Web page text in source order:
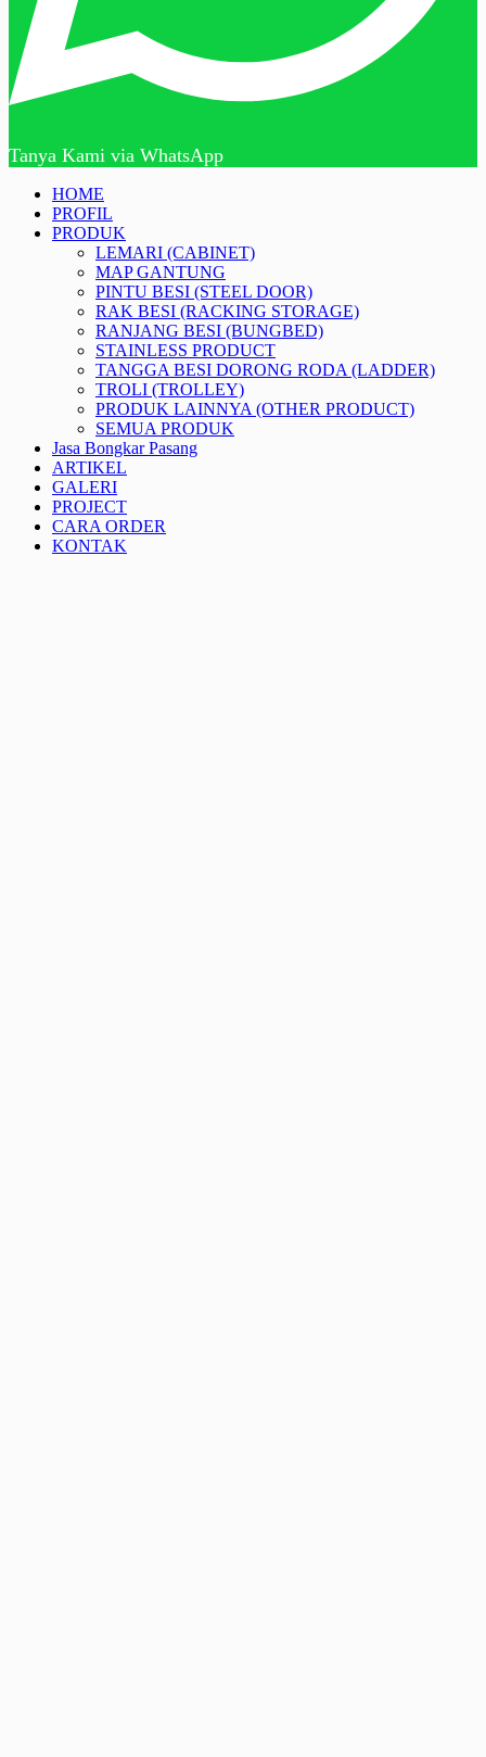
Tanya Kami via WhatsApp
HOME
PROFIL
PRODUK
LEMARI (CABINET)
MAP GANTUNG
PINTU BESI (STEEL DOOR)
RAK BESI (RACKING STORAGE)
RANJANG BESI (BUNGBED)
STAINLESS PRODUCT
TANGGA BESI DORONG RODA (LADDER)
TROLI (TROLLEY)
PRODUK LAINNYA (OTHER PRODUCT)
SEMUA PRODUK
Jasa Bongkar Pasang
ARTIKEL
GALERI
PROJECT
CARA ORDER
KONTAK